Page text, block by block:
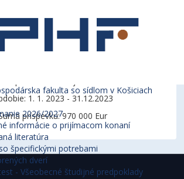
fakulta so sídlom v Košiciach
2026/2027
informácie o prijímacom konaní
literatúra
špecifickými potrebami
dverí
- Všeobecné študijné predpoklady
Viacúčelová športová hala – univerzitné
pri Ekonomickej univerzite v Bratislave
1. 1. 2023 - 31.12.2023
príspevku: 970 000 Eur